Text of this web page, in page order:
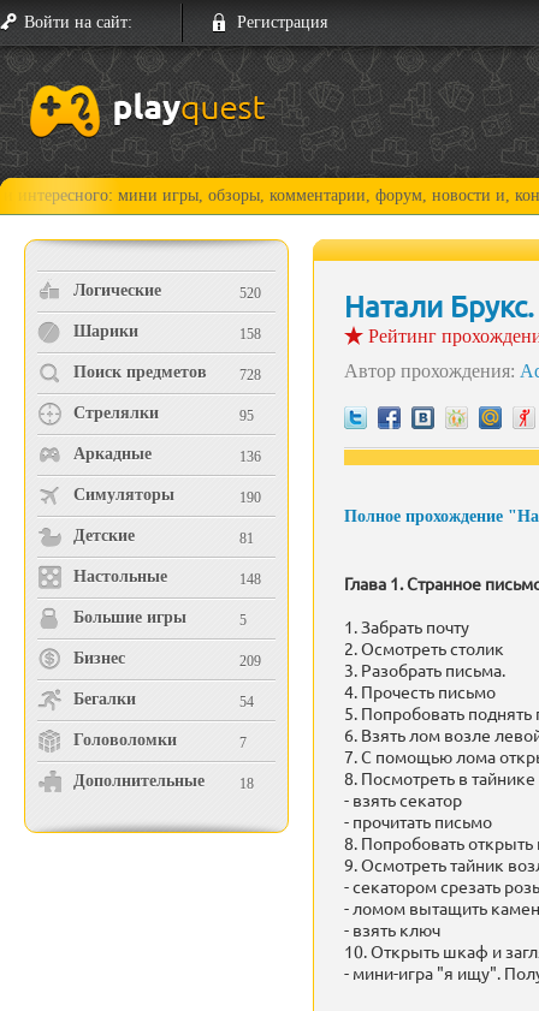
Войти на сайт: Регистрация
мини игры, обзоры, комментарии, форум, новости и, конечно,
Логические 520
Шарики 158
Поиск предметов 728
Стрелялки 95
Аркадные 136
Симуляторы 190
Детские 81
Настольные 148
Большие игры 5
Бизнес 209
Бегалки 54
Головоломки 7
Дополнительные 18
Натали
Рейтинг
Автор прохождения:
Полное прохождение
Глава 1. Странное
1. Забрать почту
2. Осмотреть столик
3. Разобрать письма.
4. Прочесть письмо
5. Попробовать поднять
6. Взять лом возле
7. С помощью лома
8. Посмотреть в тайнике
- взять секатор
- прочитать письмо
8. Попробовать
9. Осмотреть тайник
- секатором срезать
- ломом вытащить
- взять ключ
10. Открыть шкаф и
- мини-игра "я ищу".